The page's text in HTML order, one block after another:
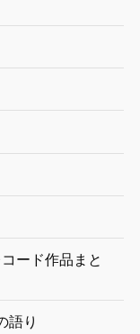
ード作品まと
語り